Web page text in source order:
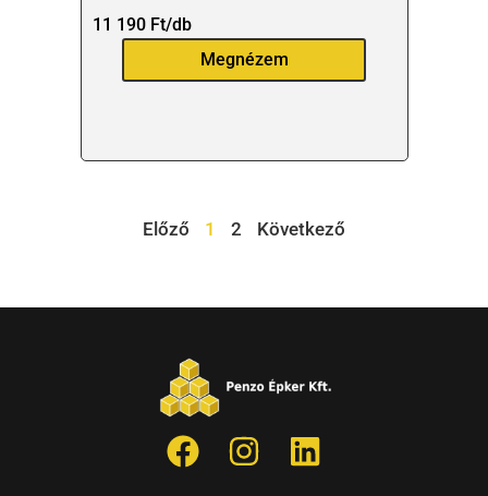
11 190 Ft/db
Megnézem
Előző 1 2 Következő